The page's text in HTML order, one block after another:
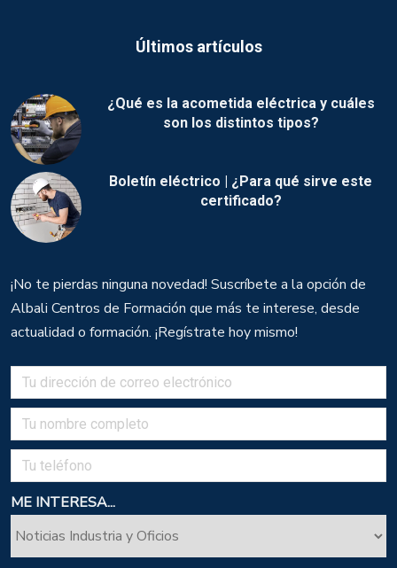
Últimos artículos
¿Qué es la acometida eléctrica y cuáles
son los distintos tipos?
Boletín eléctrico | ¿Para qué sirve este
certificado?
¡No te pierdas ninguna novedad! Suscríbete a la opción de
Albali Centros de Formación que más te interese, desde
actualidad o formación. ¡Regístrate hoy mismo!
ME INTERESA...